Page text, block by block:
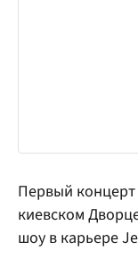
Первый
киевском
шоу в карьере